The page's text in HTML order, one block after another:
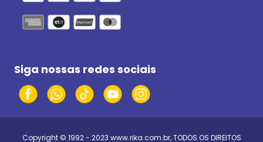
Siga nossas redes sociais
Copyright © 1992 - 2023 www.rika.com.br, TODOS OS DIREITOS